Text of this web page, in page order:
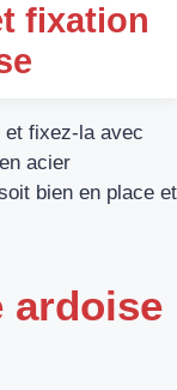
fixation
et fixez-la avec
acier
bien en place et
ardoise